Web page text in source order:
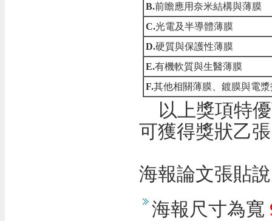
B.前瞻應用奈米結構與薄膜
C.光電及半導體薄膜
D.硬質與保護性薄膜
E.有機軟質與生醫薄膜
F.其他相關薄膜、鍍膜與電漿
以上獎項特優
可獲得獎狀
海報論文張貼
海報尺寸為寬